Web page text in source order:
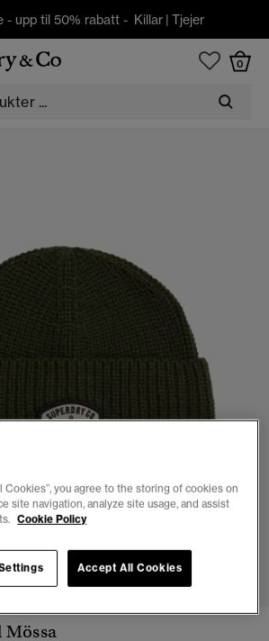
- upp til 50% rabatt - Killar| Tjejer
0
1 2
Mössa
Cookies”, you agree to the storing of cookies on
site navigation, analyze site usage, and assist
Cookie Policy
Accept All Cookies